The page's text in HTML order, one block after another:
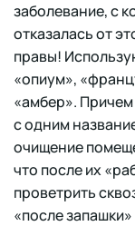
заболевание, с
отказалась от
правы!
«опиум»,
«амбер».
с одним
очищение
что после их
проветрить
«после